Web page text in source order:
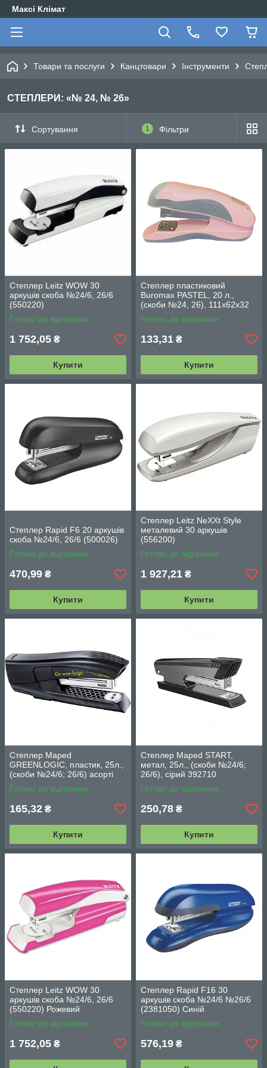
Максі Клімат
Товари та послуги Канцтовари Інструменти
СТЕПЛЕРИ: «№ 24, № 26»
Сортування 1 Фільтри
Степлер Leitz WOW 30
аркушів скоба №24/6, 26/6
(550220)
Готово до відправки
1 752,05 ₴
Купити
Степлер пластиковий
Buromax PASTEL, 20 л.,
(скоби №24, 26), 111х62х32
мм BM.4215
Готово до відправки
133,31 ₴
Купити
Степлер Rapid F6 20 аркушів
скоба №24/6, 26/6 (500026)
Готово до відправки
470,99 ₴
Купити
Степлер Leitz NeXXt Style
металевий 30 аркушів
(556200)
Готово до відправки
1 927,21 ₴
Купити
Степлер Maped
GREENLOGIC, пластик, 25л.,
(скоби №24/6; 26/6) асорті
Готово до відправки
165,32 ₴
Купити
Степлер Maped START,
метал, 25л., (скоби №24/6;
26/6), сірий 392710
Готово до відправки
250,78 ₴
Купити
Степлер Leitz WOW 30
аркушів скоба №24/6, 26/6
(550220) Рожевий
Готово до відправки
1 752,05 ₴
Степлер Rapid F16 30
аркушів скоба №24/6 №26/6
(2381050) Синій
Готово до відправки
576,19 ₴